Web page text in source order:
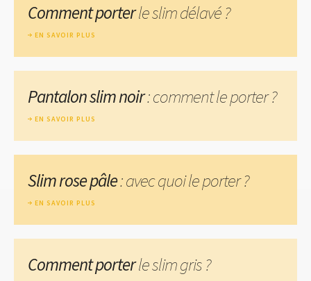
Comment porterle slim délavé ?
EN SAVOIR PLUS
Pantalon slim noir: comment le porter ?
EN SAVOIR PLUS
Slim rose pâle: avec quoi le porter ?
EN SAVOIR PLUS
Comment porterle slim gris ?